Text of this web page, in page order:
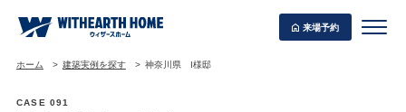
来場予約
ホーム 建築実例を探す 神奈川県 I様邸
CASE 091